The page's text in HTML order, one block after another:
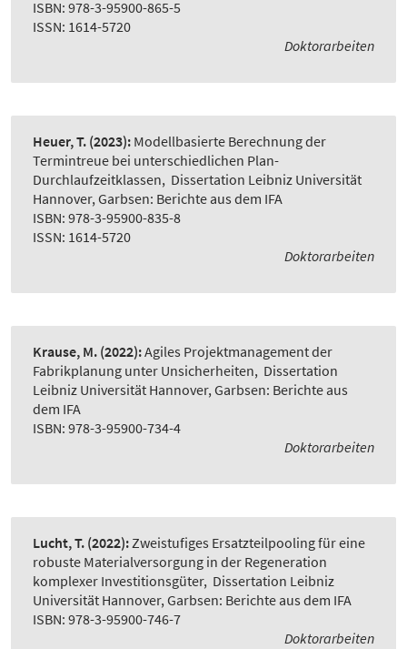
ISBN: 978-3-95900-865-5
ISSN: 1614-5720
Doktorarbeiten
Heuer, T. (2023): Modellbasierte Berechnung der
Termintreue bei unterschiedlichen Plan-
Durchlaufzeitklassen, Dissertation Leibniz Universität
Hannover, Garbsen: Berichte aus dem IFA
ISBN: 978-3-95900-835-8
ISSN: 1614-5720
Doktorarbeiten
Krause, M. (2022):Agiles Projektmanagement der
Fabrikplanung unter Unsicherheiten, Dissertation
Leibniz Universität Hannover, Garbsen: Berichte aus
dem IFA
ISBN: 978-3-95900-734-4
Doktorarbeiten
Lucht, T. (2022):Zweistufiges Ersatzteilpooling für eine
robuste Materialversorgung in der Regeneration
komplexer Investitionsgüter, Dissertation Leibniz
Universität Hannover, Garbsen: Berichte aus dem IFA
ISBN: 978-3-95900-746-7
Doktorarbeiten